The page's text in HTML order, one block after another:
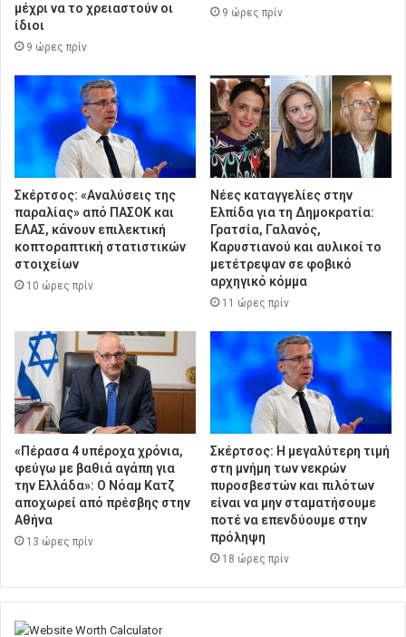
μέχρι να το χρειαστούν οι
ίδιοι
9 ώρες πρίν
9 ώρες πρίν
Σκέρτσος: «Αναλύσεις της
παραλίας» από ΠΑΣΟΚ και
ΕΛΑΣ, κάνουν επιλεκτική
κοπτοραπτική στατιστικών
στοιχείων
10 ώρες πρίν
Νέες καταγγελίες στην
Ελπίδα για τη Δημοκρατία:
Γρατσία, Γαλανός,
Καρυστιανού και αυλικοί το
μετέτρεψαν σε φοβικό
αρχηγικό κόμμα
11 ώρες πρίν
«Πέρασα 4 υπέροχα χρόνια,
φεύγω με βαθιά αγάπη για
την Ελλάδα»: Ο Νόαμ Κατζ
αποχωρεί από πρέσβης στην
Αθήνα
13 ώρες πρίν
Σκέρτσος: Η μεγαλύτερη τιμή
στη μνήμη των νεκρών
πυροσβεστών και πιλότων
είναι να μην σταματήσουμε
ποτέ να επενδύουμε στην
πρόληψη
18 ώρες πρίν